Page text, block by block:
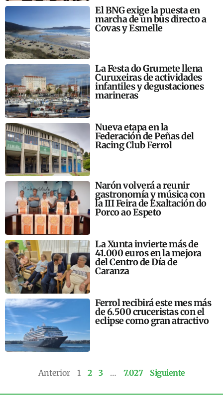
El BNG exige la puesta en
marcha de un bus directo a
Covas y Esmelle
La Festa do Grumete llena
Curuxeiras de actividades
infantiles y degustaciones
marineras
Nueva etapa en la
Federación de Peñas del
Racing Club Ferrol
Narón volverá a reunir
gastronomía y música con
la III Feira de Exaltación do
Porco ao Espeto
La Xunta invierte más de
41.000 euros en la mejora
del Centro de Día de
Caranza
Ferrol recibirá este mes más
de 6.500 cruceristas con el
eclipse como gran atractivo
Anterior 1 2 3 … 7.027 Siguiente